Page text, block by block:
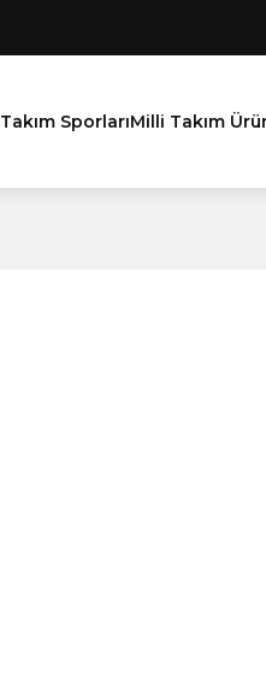
Takım SporlarıMilli Takım